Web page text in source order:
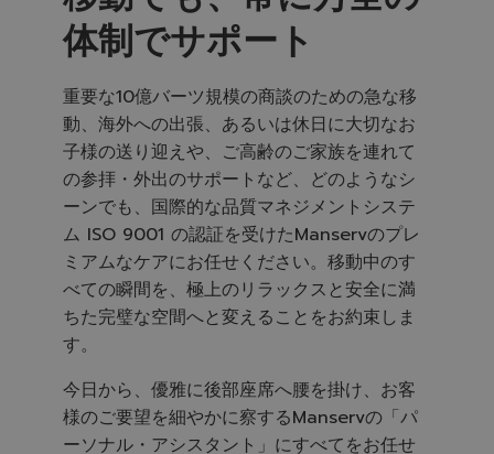
体制でサポート
重要な10億バーツ規模の商談のための急な移
動、海外への出張、あるいは休日に大切なお
子様の送り迎えや、ご高齢のご家族を連れて
の参拝・外出のサポートなど、どのようなシ
ーンでも、国際的な品質マネジメントシステ
ム ISO 9001 の認証を受けたManservのプレ
ミアムなケアにお任せください。移動中のす
べての瞬間を、極上のリラックスと安全に満
ちた完璧な空間へと変えることをお約束しま
す。
今日から、優雅に後部座席へ腰を掛け、お客
様のご要望を細やかに察するManservの「パ
ーソナル・アシスタント」にすべてをお任せ